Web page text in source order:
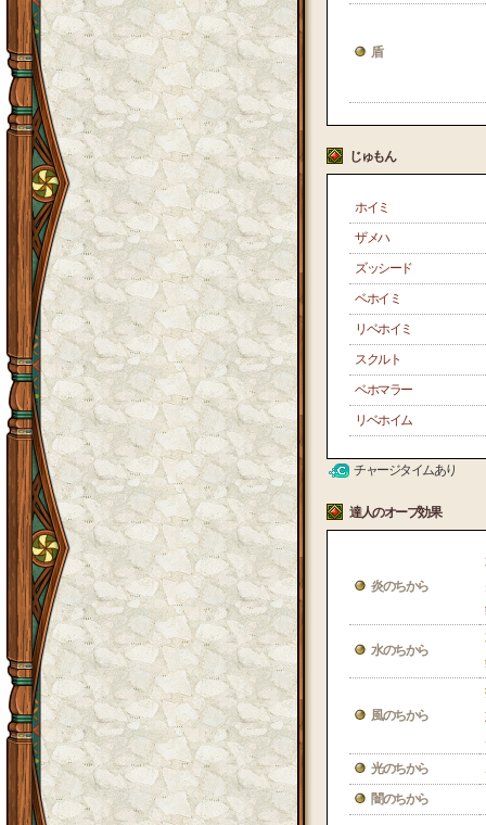
盾
じゅもん
ホイミ
ザメハ
ズッシード
ベホイミ
リベホイミ
スクルト
ベホマラー
リベホイム
チャージタイムあり
達人のオーブ効果
炎のちから
水のちから
風のちから
光のちから
闇のちから